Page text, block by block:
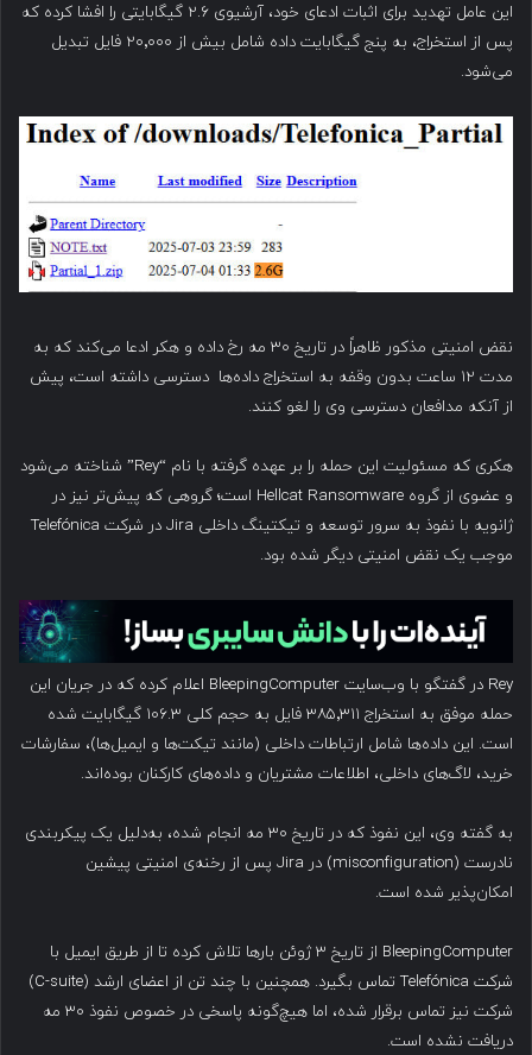
این عامل تهدید برای اثبات ادعای خود، آرشیوی ۲.۶ گیگابایتی را افشا کرده که
پس از استخراج، به پنج گیگابایت داده شامل بیش از ۲۰٬۰۰۰ فایل تبدیل
می‌شود.
نقض امنیتی مذکور ظاهراً در تاریخ ۳۰ مه رخ داده و هکر ادعا می‌کند که به
مدت ۱۲ ساعت بدون وقفه به استخراج داده‌ها دسترسی داشته است، پیش
از آنکه مدافعان دسترسی وی را لغو کنند.
هکری که مسئولیت این حمله را بر عهده گرفته با نام “Rey” شناخته می‌شود
و عضوی از گروه Hellcat Ransomware است؛ گروهی که پیش‌تر نیز در
ژانویه با نفوذ به سرور توسعه و تیکتینگ داخلی Jira در شرکت Telefónica
موجب یک نقض امنیتی دیگر شده بود.
Rey در گفتگو با وب‌سایت BleepingComputer اعلام کرده که در جریان این
حمله موفق به استخراج ۳۸۵٬۳۱۱ فایل به حجم کلی ۱۰۶.۳ گیگابایت شده
است. این داده‌ها شامل ارتباطات داخلی (مانند تیکت‌ها و ایمیل‌ها)، سفارشات
خرید، لاگ‌های داخلی، اطلاعات مشتریان و داده‌های کارکنان بوده‌اند.
به گفته وی، این نفوذ که در تاریخ ۳۰ مه انجام شده، به‌دلیل یک پیکربندی
نادرست (misconfiguration) در Jira پس از رخنه‌ی امنیتی پیشین
امکان‌پذیر شده است.
BleepingComputer از تاریخ ۳ ژوئن بارها تلاش کرده تا از طریق ایمیل با
شرکت Telefónica تماس بگیرد. همچنین با چند تن از اعضای ارشد (C-suite)
شرکت نیز تماس برقرار شده، اما هیچ‌گونه پاسخی در خصوص نفوذ ۳۰ مه
دریافت نشده است.